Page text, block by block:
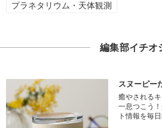
プラネタリウム・天体観測
編集部イチオ
スヌーピー
癒やされる
一息つこう
ト情報を毎